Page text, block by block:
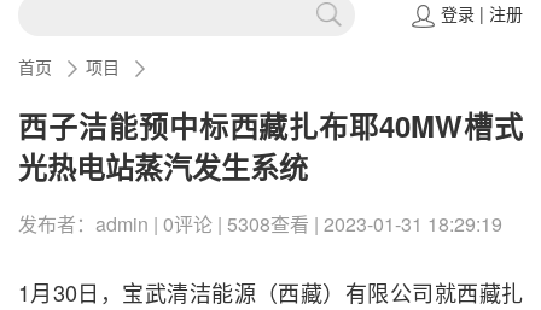
登录| 注册
首页 项目
西子洁能预中标西藏扎布耶40MW槽式
光热电站蒸汽发生系统
发布者：admin | 0评论 | 5308查看 | 2023-01-31 18:29:19
1月30日，宝武清洁能源（西藏）有限公司就西藏扎